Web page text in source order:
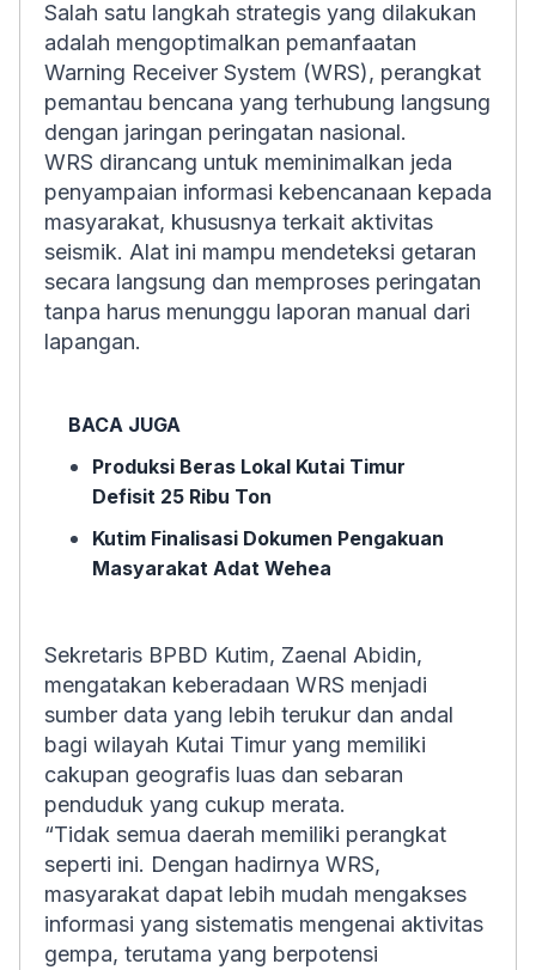
Salah satu langkah strategis yang dilakukan
adalah mengoptimalkan pemanfaatan
Warning Receiver System (WRS), perangkat
pemantau bencana yang terhubung langsung
dengan jaringan peringatan nasional.
WRS dirancang untuk meminimalkan jeda
penyampaian informasi kebencanaan kepada
masyarakat, khususnya terkait aktivitas
seismik. Alat ini mampu mendeteksi getaran
secara langsung dan memproses peringatan
tanpa harus menunggu laporan manual dari
lapangan.
BACA JUGA
Produksi Beras Lokal Kutai Timur
Defisit 25 Ribu Ton
Kutim Finalisasi Dokumen Pengakuan
Masyarakat Adat Wehea
Sekretaris BPBD Kutim, Zaenal Abidin,
mengatakan keberadaan WRS menjadi
sumber data yang lebih terukur dan andal
bagi wilayah Kutai Timur yang memiliki
cakupan geografis luas dan sebaran
penduduk yang cukup merata.
“Tidak semua daerah memiliki perangkat
seperti ini. Dengan hadirnya WRS,
masyarakat dapat lebih mudah mengakses
informasi yang sistematis mengenai aktivitas
gempa, terutama yang berpotensi